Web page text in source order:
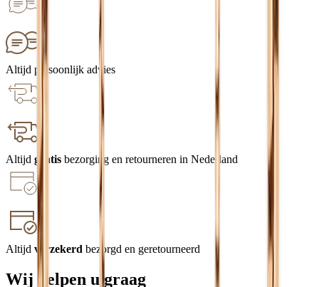
Altijd persoonlijk advies
Altijd gratis bezorging en retourneren in Nederland
Altijd verzekerd bezorgd en geretourneerd
Wij helpen u graag